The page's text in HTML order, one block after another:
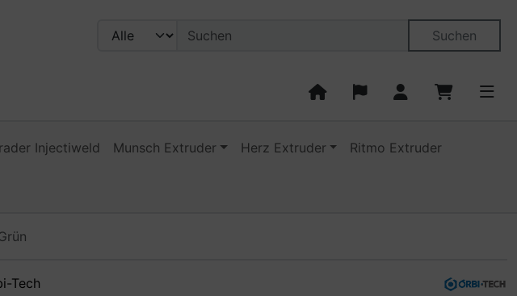
Springe zu den allgemeinen Informationen
Suchen
Injectiweld Munsch Extruder Herz Extruder Ritmo Extruder
Tech
zwischen den Bildern zu navigieren. Zum Vergrößern klicken Sie auf das Bild.